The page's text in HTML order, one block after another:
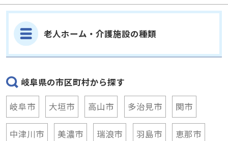
老人ホーム・介護施設の種類
岐阜県の市区町村から探す
岐阜市
大垣市 高山市 多治見市 関市
中津川市 美濃市 瑞浪市 羽島市 恵那市